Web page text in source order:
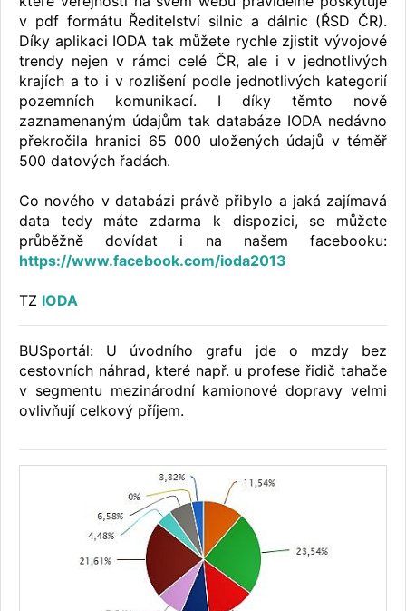
v pdf formátu Ředitelství silnic a dálnic (ŘSD ČR).
Díky aplikaci IODA tak můžete rychle zjistit vývojové
trendy nejen v rámci celé ČR, ale i v jednotlivých
krajích a to i v rozlišení podle jednotlivých kategorií
pozemních komunikací. I díky těmto nově
zaznamenaným údajům tak databáze IODA nedávno
překročila hranici 65 000 uložených údajů v téměř
500 datových řadách.
Co nového v databázi právě přibylo a jaká zajímavá
data tedy máte zdarma k dispozici, se můžete
průběžně dovídat i na našem facebooku:
https://www.facebook.com/ioda2013
TZ IODA
BUSportál: U úvodního grafu jde o mzdy bez
cestovních náhrad, které např. u profese řidič tahače
v segmentu mezinárodní kamionové dopravy velmi
ovlivňují celkový příjem.